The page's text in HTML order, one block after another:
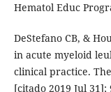
Hematol Educ
DeStefano CB, &
in acute myeloid
clinical practice.
[citado 2019 Jul 31];